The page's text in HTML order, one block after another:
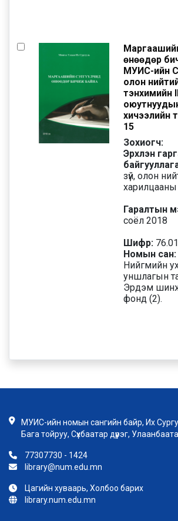
өнөөдөр
МУИС-ийн
олон
тэнхимийн
хичээлийн
15
Зохиогч:
Эрхлэн
зүй, олон
Гаралтын
соёл 2018
Шифр:
Номын сан:
Нийгмийн
уншлагын
Эрдэм
фонд (2).
МУИС-ийн номын сангийн байр, Их
Бага тойруу, Сүхбаатар дүүрэг,
77307730 - 1424
library@num.edu.mn
Цагийн хуваарь, Холбоо барих
library.num.edu.mn